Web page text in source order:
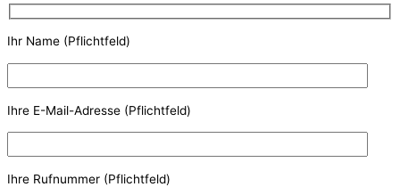
Ihr Name (Pflichtfeld)
Ihre E-Mail-Adresse (Pflichtfeld)
Ihre Rufnummer (Pflichtfeld)